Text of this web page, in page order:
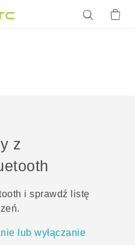
z
i sprawdź listę
lub wyłączanie